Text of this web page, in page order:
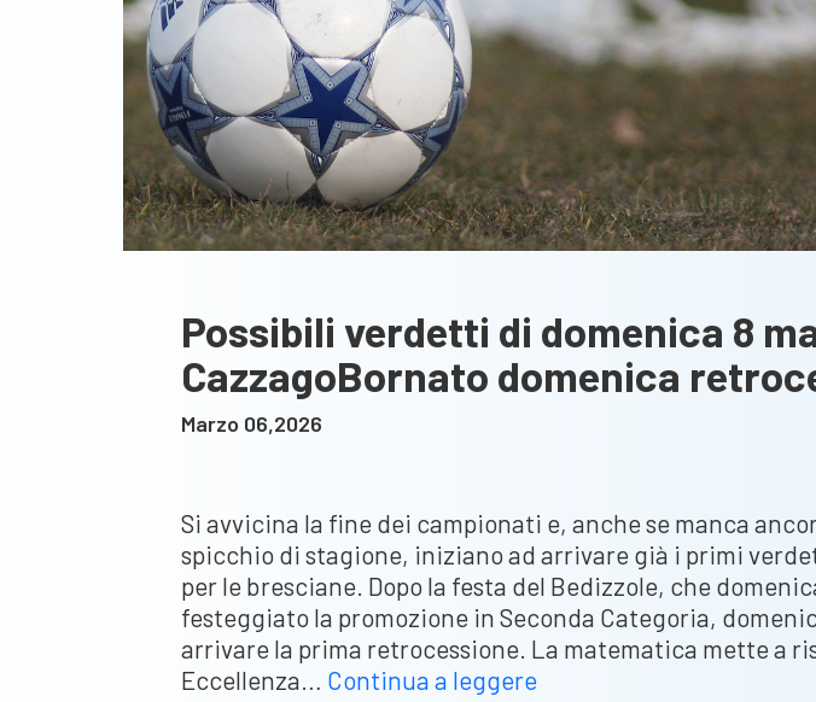
Possibili verdetti di domenica 8
CazzagoBornato domenica
Marzo 06,2026
Si avvicina la fine dei campionati e, anche se manca
spicchio di stagione, iniziano ad arrivare già i primi
per le bresciane. Dopo la festa del Bedizzole, che
festeggiato la promozione in Seconda Categoria,
arrivare la prima retrocessione. La matematica mette a
Eccellenza… Continua a leggerePossibili